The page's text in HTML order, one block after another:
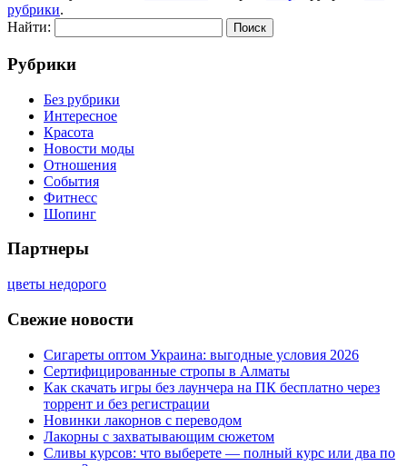
рубрики.
Найти:
Рубрики
Без рубрики
Интересное
Красота
Новости моды
Отношения
События
Фитнесс
Шопинг
Партнеры
цветы недорого
Свежие новости
Сигареты оптом Украина: выгодные условия 2026
Сертифицированные стропы в Алматы
Как скачать игры без лаунчера на ПК бесплатно через
торрент и без регистрации
Новинки лакорнов с переводом
Лакорны с захватывающим сюжетом
Сливы курсов: что выберете — полный курс или два по